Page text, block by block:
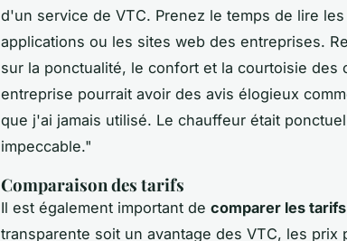
d'un service de VTC. Prenez le temps de lire
applications ou les sites web des entreprises.
sur la ponctualité, le confort et la courtoisie des
entreprise pourrait avoir des avis élogieux
que j'ai jamais utilisé. Le chauffeur était
impeccable."
Comparaison des tarifs
Il est également important de comparer les tarifs
transparente soit un avantage des VTC, les